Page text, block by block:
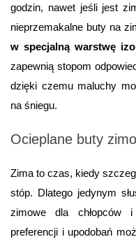
godzin, nawet jeśli jest
nieprzemakalne buty na
w specjalną warstwę
zapewnią stopom
dzięki czemu maluchy
na śniegu.
Ocieplane buty
Zima to czas, kiedy
stóp. Dlatego jedynym
zimowe dla chłopców
preferencji i upodobań